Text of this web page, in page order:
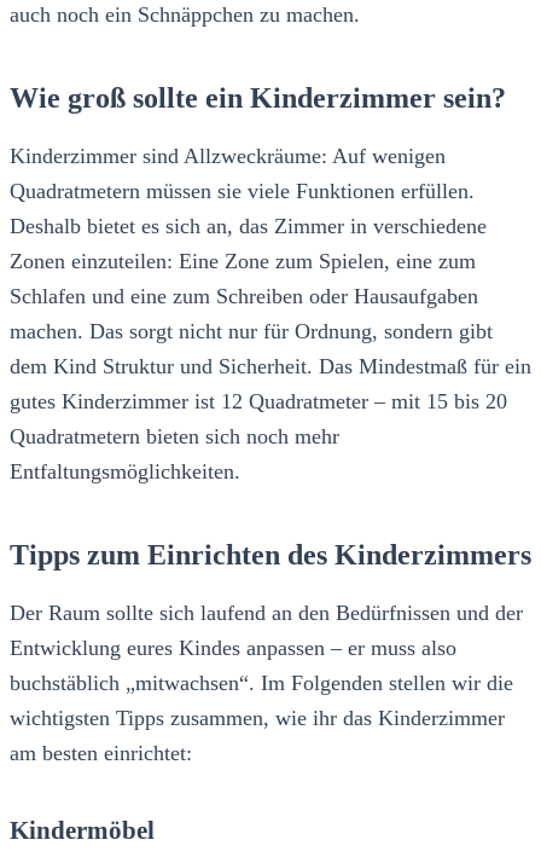
auch noch ein Schnäppchen zu machen.
Wie groß sollte ein Kinderzimmer sein?
Kinderzimmer sind Allzweckräume: Auf wenigen
Quadratmetern müssen sie viele Funktionen erfüllen.
Deshalb bietet es sich an, das Zimmer in verschiedene
Zonen einzuteilen: Eine Zone zum Spielen, eine zum
Schlafen und eine zum Schreiben oder Hausaufgaben
machen. Das sorgt nicht nur für Ordnung, sondern gibt
dem Kind Struktur und Sicherheit. Das Mindestmaß für ein
gutes Kinderzimmer ist 12 Quadratmeter – mit 15 bis 20
Quadratmetern bieten sich noch mehr
Entfaltungsmöglichkeiten.
Tipps zum Einrichten des Kinderzimmers
Der Raum sollte sich laufend an den Bedürfnissen und der
Entwicklung eures Kindes anpassen – er muss also
buchstäblich „mitwachsen“. Im Folgenden stellen wir die
wichtigsten Tipps zusammen, wie ihr das Kinderzimmer
am besten einrichtet:
Kindermöbel